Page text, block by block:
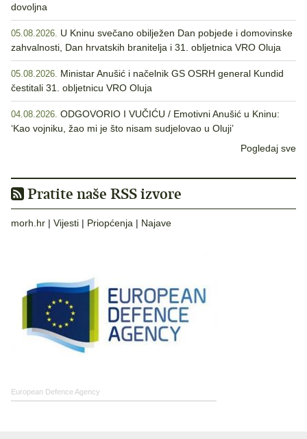
dovoljna
05.08.2026. U Kninu svečano obilježen Dan pobjede i domovinske
zahvalnosti, Dan hrvatskih branitelja i 31. obljetnica VRO Oluja
05.08.2026. Ministar Anušić i načelnik GS OSRH general Kundid
čestitali 31. obljetnicu VRO Oluja
04.08.2026. ODGOVORIO I VUČIĆU / Emotivni Anušić u Kninu:
‘Kao vojniku, žao mi je što nisam sudjelovao u Oluji’
Pogledaj sve
Pratite naše RSS izvore
morh.hr | Vijesti | Priopćenja | Najave
European Defence Agency